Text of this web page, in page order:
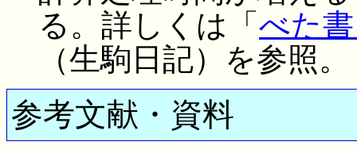
る。詳しくは「 べた
（生駒日記）を参照。
参考文献・資料